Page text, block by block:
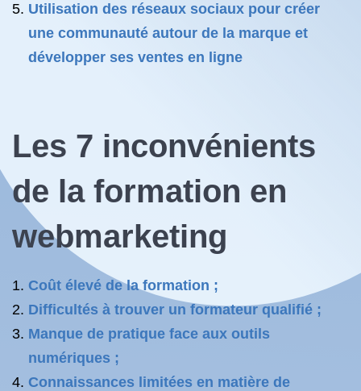
Utilisation des réseaux sociaux pour créer
une communauté autour de la marque et
développer ses ventes en ligne
Les 7 inconvénients
de la formation en
webmarketing
Coût élevé de la formation ;
Difficultés à trouver un formateur qualifié ;
Manque de pratique face aux outils
numériques ;
Connaissances limitées en matière de